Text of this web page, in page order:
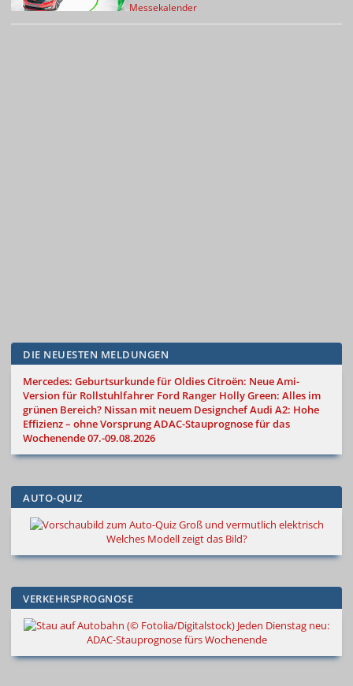
Messekalender
DIE NEUESTEN MELDUNGEN
Mercedes: Geburtsurkunde für OldiesCitroën: Neue Ami-
Version für Rollstuhlfahrer Ford Ranger Holly Green: Alles im
grünen Bereich? Nissan mit neuem DesignchefAudi A2: Hohe
Effizienz – ohne VorsprungADAC-Stauprognose für das
Wochenende 07.-09.08.2026
AUTO-QUIZ
Groß und vermutlich elektrisch
Welches Modell zeigt das Bild?
VERKEHRSPROGNOSE
Jeden Dienstag neu:
ADAC-Stauprognose fürs Wochenende